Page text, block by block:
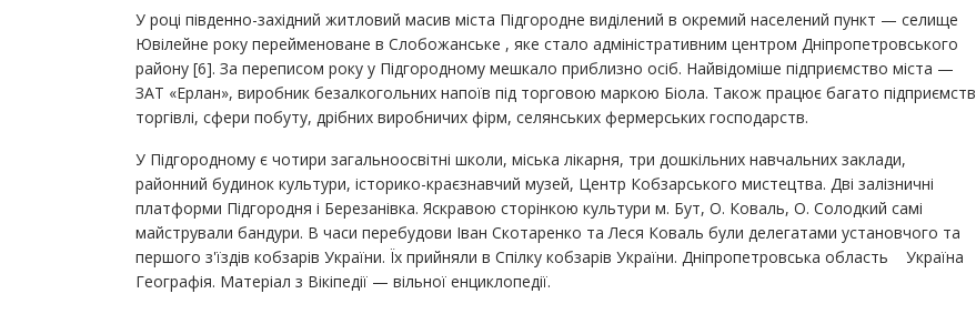
У році південно-західний житловий масив міста Підгородне виділений в окремий населений пункт — селище
Ювілейне року перейменоване в Слобожанське , яке стало адміністративним центром Дніпропетровського
району [6]. За переписом року у Підгородному мешкало приблизно осіб. Найвідоміше підприємство міста —
ЗАТ «Ерлан», виробник безалкогольних напоїв під торговою маркою Біола. Також працює багато підприємств
торгівлі, сфери побуту, дрібних виробничих фірм, селянських фермерських господарств.
У Підгородному є чотири загальноосвітні школи, міська лікарня, три дошкільних навчальних заклади,
районний будинок культури, історико-краєзнавчий музей, Центр Кобзарського мистецтва. Дві залізничні
платформи Підгородня і Березанівка. Яскравою сторінкою культури м. Бут, О. Коваль, О. Солодкий самі
майстрували бандури. В часи перебудови Іван Скотаренко та Леся Коваль були делегатами установчого та
першого з'їздів кобзарів України. Їх прийняли в Спілку кобзарів України. Дніпропетровська область Україна
Географія. Матеріал з Вікіпедії — вільної енциклопедії.